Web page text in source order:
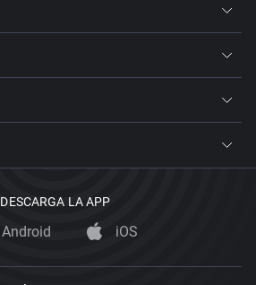
DESCARGA LA APP
Android iOS